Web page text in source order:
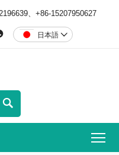
、+86-15207950627
日本語 
